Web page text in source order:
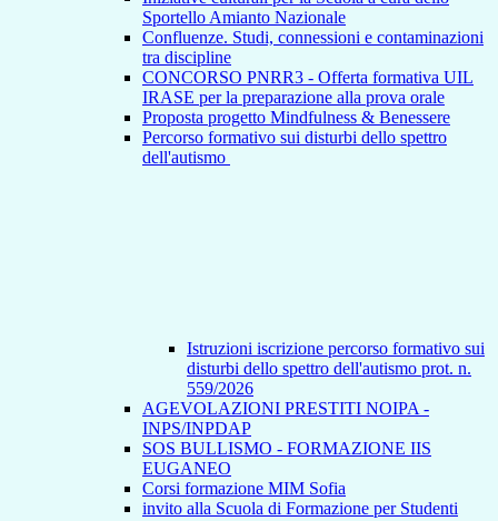
Sportello Amianto Nazionale
Confluenze. Studi, connessioni e contaminazioni
tra discipline
CONCORSO PNRR3 - Offerta formativa UIL
IRASE per la preparazione alla prova orale
Proposta progetto Mindfulness & Benessere
Percorso formativo sui disturbi dello spettro
dell'autismo
Istruzioni iscrizione percorso formativo sui
disturbi dello spettro dell'autismo prot. n.
559/2026
AGEVOLAZIONI PRESTITI NOIPA -
INPS/INPDAP
SOS BULLISMO - FORMAZIONE IIS
EUGANEO
Corsi formazione MIM Sofia
invito alla Scuola di Formazione per Studenti